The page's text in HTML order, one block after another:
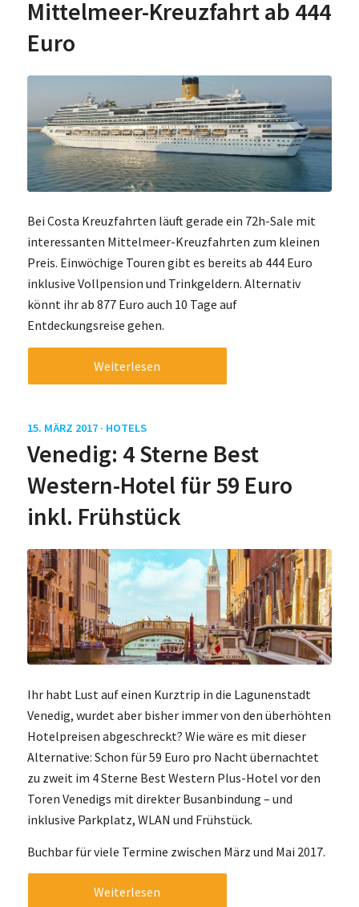
Mittelmeer-Kreuzfahrt ab 444
Euro
Bei Costa Kreuzfahrten läuft gerade ein 72h-Sale mit
interessanten Mittelmeer-Kreuzfahrten zum kleinen
Preis. Einwöchige Touren gibt es bereits ab 444 Euro
inklusive Vollpension und Trinkgeldern. Alternativ
könnt ihr ab 877 Euro auch 10 Tage auf
Entdeckungsreise gehen.
Weiterlesen
15. MÄRZ 2017 · HOTELS
Venedig: 4 Sterne Best
Western-Hotel für 59 Euro
inkl. Frühstück
Ihr habt Lust auf einen Kurztrip in die Lagunenstadt
Venedig, wurdet aber bisher immer von den überhöhten
Hotelpreisen abgeschreckt? Wie wäre es mit dieser
Alternative: Schon für 59 Euro pro Nacht übernachtet
zu zweit im 4 Sterne Best Western Plus-Hotel vor den
Toren Venedigs mit direkter Busanbindung – und
inklusive Parkplatz, WLAN und Frühstück.
Buchbar für viele Termine zwischen März und Mai 2017.
Weiterlesen